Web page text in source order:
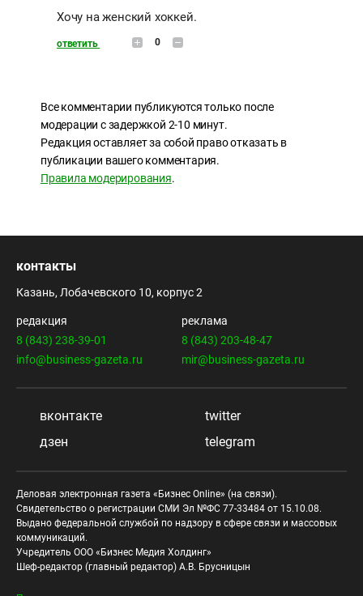
Хочу на женский хоккей.
ответить 0
Все комментарии публикуются только после
модерации с задержкой 2-10 минут.
Редакция оставляет за собой право отказать в
публикации вашего комментария.
Правила модерирования.
контакты
Казань, Лобачевского 10, корпус 2
редакция
8 (843) 238-39-01
info@business-gazeta.ru
реклама
8 (843) 203-48-47
mir@business-gazeta.ru
вконтакте
twitter
дзен
telegram
Деловая электронная газета «Бизнес Online» (на связи).
Свидетельство о регистрации СМИ Эл №ФС 77-33484 от 15.10.08.
Выдано федеральной службой по надзору в сфере связи и массовых
коммуникаций.
Учредитель ООО «Бизнес Медия Холдинг»
Шеф-редактор (главный редактор) А.В. Брусницын